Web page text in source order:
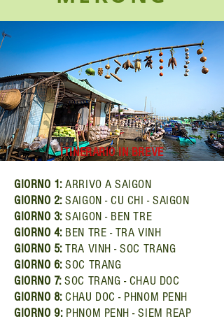
ITINERARIO IN BREVE
GIORNO 1:ARRIVO A SAIGON
GIORNO 2:SAIGON - CU CHI - SAIGON
GIORNO 3:SAIGON - BEN TRE
GIORNO 4: BEN TRE - TRA VINH
GIORNO 5:TRA VINH - SOC TRANG
GIORNO 6:SOC TRANG
GIORNO 7:SOC TRANG - CHAU DOC
GIORNO 8:CHAU DOC - PHNOM PENH
GIORNO 9:PHNOM PENH - SIEM REAP